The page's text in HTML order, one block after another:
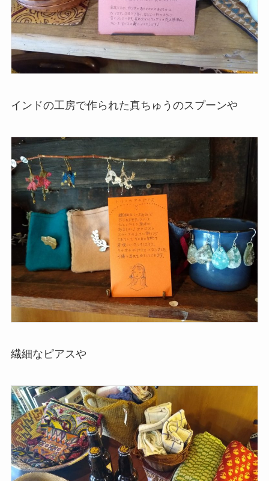
インドの工房で作られた真ちゅうのスプーンや
繊細なピアスや